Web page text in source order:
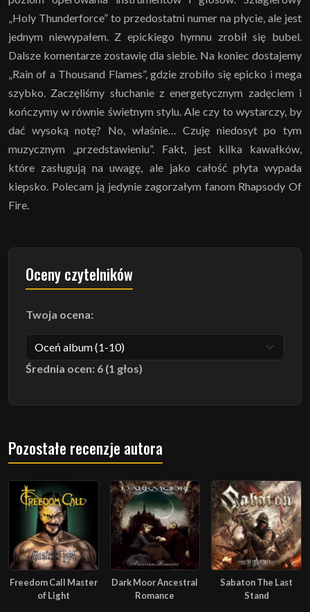
„Holy Thunderforce” to przedostatni numer na płycie, ale jest
jednym niewypałem. Z epickiego hymnu zrobił się bubel.
Dalsze komentarze zostawię dla siebie. Na koniec dostajemy
„Rain of a Thousand Flames”, gdzie zrobiło się epicko i mega
szybko. Zaczęliśmy słuchanie z energetycznym zadęciem i
kończymy w równie świetnym stylu. Ale czy to wystarczy, by
dać wysoką notę? No, właśnie… Czuję niedosyt po tym
muzycznym „przedstawieniu”. Fakt, jest kilka kawałków,
które zasługują na uwagę, ale jako całość płyta wypada
kiepsko. Polecam ją jedynie zagorzałym fanom Rhapsody Of
Fire.
Oceny czytelników
Twoja ocena:
Średnia ocen: 6 (1 głos)
Pozostałe recenzje autora
Freedom Call Master
of Light
Dark Moor Ancestral
Romance
Sabaton The Last
Stand